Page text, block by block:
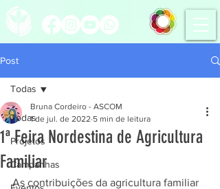
Post
Todas
Projetos
Campanhas
Todas
1ª Feira Nordestina de Agricultura
Familiar
Bruna Cordeiro - ASCOM
1 de jul. de 2022 5 min de leitura
As contribuições da agricultura familiar